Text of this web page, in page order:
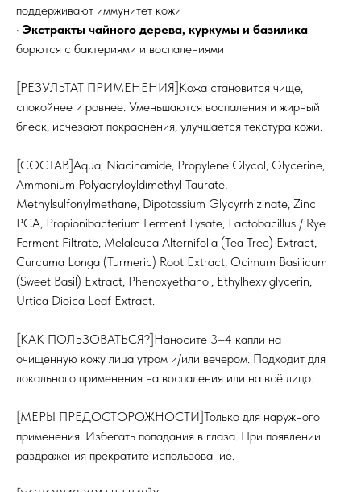
поддерживают иммунитет кожи
• Экстракты чайного дерева, куркумы и базилика
борются с бактериями и воспалениями
[РЕЗУЛЬТАТ ПРИМЕНЕНИЯ]Кожа становится чище,
спокойнее и ровнее. Уменьшаются воспаления и жирный
блеск, исчезают покраснения, улучшается текстура кожи.
[СОСТАВ]Aqua, Niacinamide, Propylene Glycol, Glycerine,
Ammonium Polyacryloyldimethyl Taurate,
Methylsulfonylmethane, Dipotassium Glycyrrhizinate, Zinc
PCA, Propionibacterium Ferment Lysate, Lactobacillus / Rye
Ferment Filtrate, Melaleuca Alternifolia (Tea Tree) Extract,
Curcuma Longa (Turmeric) Root Extract, Ocimum Basilicum
(Sweet Basil) Extract, Phenoxyethanol, Ethylhexylglycerin,
Urtica Dioica Leaf Extract.
[КАК ПОЛЬЗОВАТЬСЯ?]Наносите 3–4 капли на
очищенную кожу лица утром и/или вечером. Подходит для
локального применения на воспаления или на всё лицо.
[МЕРЫ ПРЕДОСТОРОЖНОСТИ]Только для наружного
применения. Избегать попадания в глаза. При появлении
раздражения прекратите использование.
ИНФОРМАЦИЯ КАТАЛОГ
О нас Средства для очищения
Wildberries
Ozon
Кремы и сыворотки
Для бровей и ресниц
Для тела
Для волос